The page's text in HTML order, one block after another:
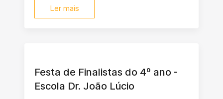
Ler mais
Festa de Finalistas do 4º ano -
Escola Dr. João Lúcio